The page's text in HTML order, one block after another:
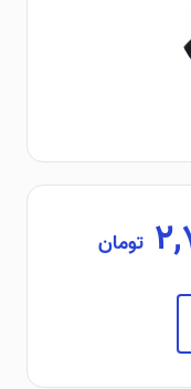
تومان